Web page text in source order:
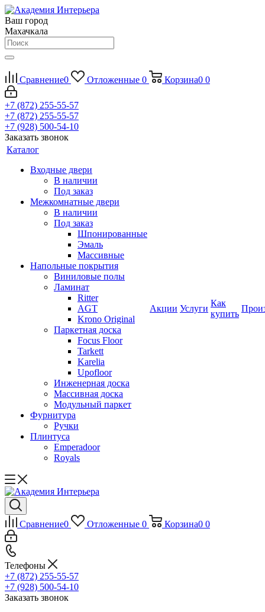
Ваш город
Махачкала
Сравнение0 Отложенные 0 Корзина0 0
+7 (872) 255-55-57
+7 (872) 255-55-57
+7 (928) 500-54-10
Заказать звонок
Каталог
Входные двери
В наличии
Под заказ
Межкомнатные двери
В наличии
Под заказ
Шпонированные
Эмаль
Массивные
Напольные покрытия
Виниловые полы
Ламинат
Ritter
AGT
Krono Original
Паркетная доска
Focus Floor
Tarkett
Karelia
Upofloor
Инженерная доска
Массивная доска
Модульный паркет
Фурнитура
Ручки
Плинтуса
Emperadoor
Royals
Акции Услуги
Как
купить
Сравнение0 Отложенные 0 Корзина0 0
Телефоны
+7 (872) 255-55-57
+7 (928) 500-54-10
Заказать звонок